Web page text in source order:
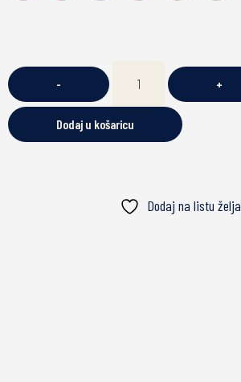
- +
Dodaj u košaricu
Dodaj na listu želja